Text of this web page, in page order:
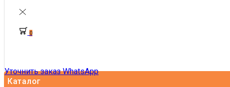
0
Уточнить заказ WhatsApp
Каталог